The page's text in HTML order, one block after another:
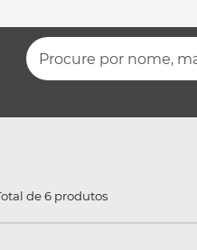
Procure por nome,
de 6 produtos